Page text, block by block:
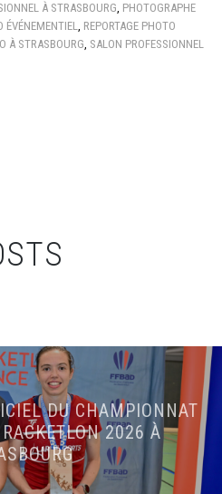
À STRASBOURG, PHOTOGRAPHE
ÉVÉNEMENTIEL, REPORTAGE PHOTO
À STRASBOURG, SALON PROFESSIONNEL
DU CHAMPIONNAT
2026 À